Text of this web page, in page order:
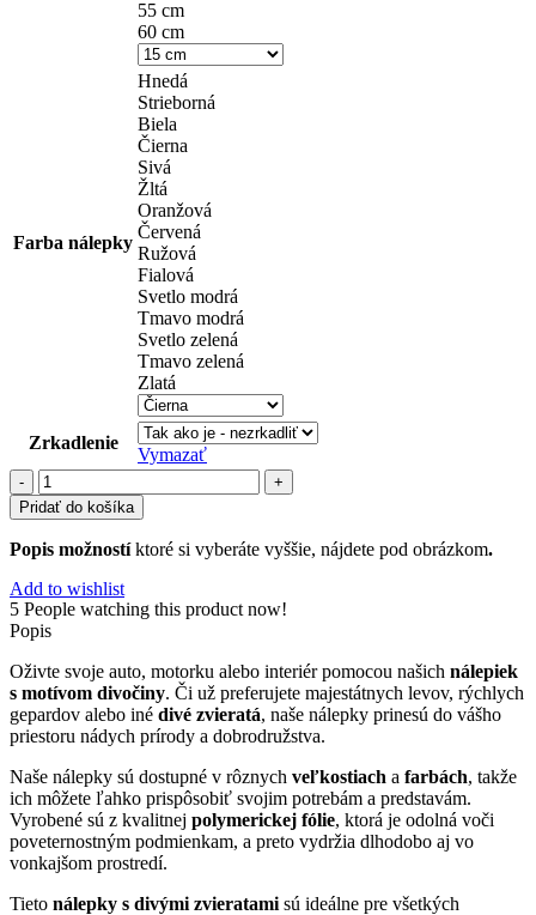
55 cm
60 cm
Farba nálepky
Hnedá
Strieborná
Biela
Čierna
Sivá
Žltá
Oranžová
Červená
Ružová
Fialová
Svetlo modrá
Tmavo modrá
Svetlo zelená
Tmavo zelená
Zlatá
Zrkadlenie
Vymazať
množstvo
divočina
(15)
Pridať do košíka
Popis možnostíktoré si vyberáte vyššie, nájdete pod obrázkom.
Add to wishlist
5 People watching this product now!
Popis
Oživte svoje auto, motorku alebo interiér pomocou našich nálepiek
s motívom divočiny. Či už preferujete majestátnych levov, rýchlych
gepardov alebo iné divé zvieratá, naše nálepky prinesú do vášho
priestoru nádych prírody a dobrodružstva.
Naše nálepky sú dostupné v rôznych veľkostiach a farbách, takže
ich môžete ľahko prispôsobiť svojim potrebám a predstavám.
Vyrobené sú z kvalitnej polymerickej fólie, ktorá je odolná voči
poveternostným podmienkam, a preto vydržia dlhodobo aj vo
vonkajšom prostredí.
Tieto nálepky s divými zvieratami sú ideálne pre všetkých